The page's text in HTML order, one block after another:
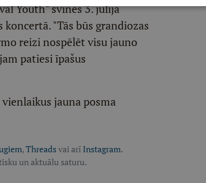
Youth" svinēs 3. jūlijā
"Tās būs grandiozas
reizi nospēlēt visu jauno
patiesi īpašus
jauna posma
,Threadsvai arī Instagram.
un aktuālu saturu.